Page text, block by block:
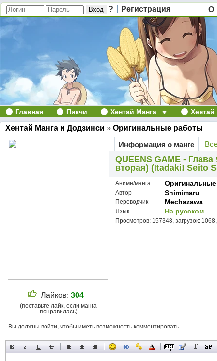
? Регистрация О
Главная Пикчи Хентай Манга
Хентай Манга и Додзинси » Оригинальные работы
Лайков: 304
(поставьте лайк, если манга
понравилась)
Информация о манге
QUEENS GAME -
вторая) (Itadaki! Seito
Аниме/манга
Автор Shimimaru
Переводчик Mechazawa
Язык На русском
Просмотров: 157348, загрузок:
Вы должны войти, чтобы иметь возможность комментировать